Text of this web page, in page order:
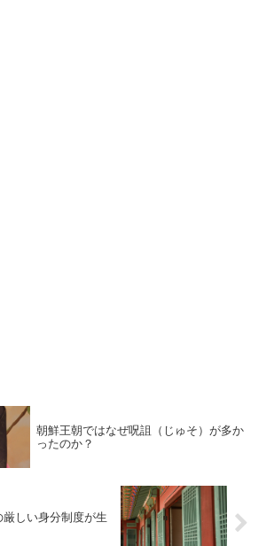
朝鮮王朝ではなぜ呪詛（じゅそ）が多か
ったのか？
しい身分制度が生